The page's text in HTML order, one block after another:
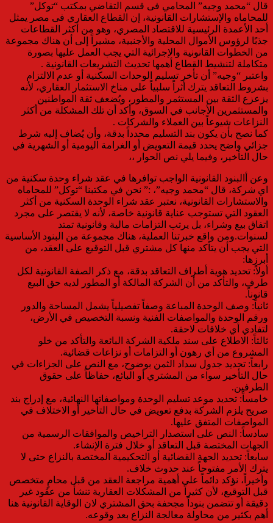
قال “محمد وجيه” المحامي فى قسم التقاضي بمكتب “توكل”
للمحاماه والإستشارات القانونية، إن القطاع العقاري فى مصر يمثل
أحد الأعمدة الرئيسية للاقتصاد المصري، وهو من أكثر القطاعات
جذبًا لرؤوس الأموال المحلية والأجنبية، مشيراً إلى أن هناك مجموعة
من الخطوات القانونية والإجرائية التي يجب العمل عليها بصورة
متكاملة لتنشيط القطاع أهمها تحديث التشريعات القانونية .
واعتبر “وجيه” أن تأخر تسليم الوحدات السكنية أو عدم الالتزام
بشروط التعاقد يترك أثراً سلبياً على مناخ الاستثمار العقاري، لأنه
يزعزع الثقة بين المستثمر والمطور، ويُضعف ثقة المواطنين
والمستثمرين الأجانب في السوق، وأكد أن تلك المشكلة من أكثر
النزاعات شيوعاً بين العملاء والشركات .
كما نصح بأن يكون بند التسليم محدداً بدقة، وأن يُضاف إليه شرط
جزائي واضح يحدد قيمة التعويض أو الغرامة اليومية أو الشهرية في
حال التأخير، وفيما يلي نص الحوار ،،
وعن أالبنود القانونية الواجب توافرها في عقد شراء وحدة سكنية من
اي شركة، قال “محمد وجيه”، :” نحن في مكتبنا “توكل” للمحاماه
والاستشارات القانونية، نعتبر عقد شراء الوحدة السكنية من أكثر
العقود التي تستوجب عناية قانونية خاصة، لأنه لا يقتصر على مجرد
اتفاق بيع وشراء، بل يرتب التزامات مالية وقانونية تمتد
لسنوات.ومن واقع خبرتنا العملية، هناك مجموعة من البنود الأساسية
التي يجب أن يتأكد منها كل مشتري قبل التوقيع على العقد، من
أبرزها:
أولاً: تحديد هوية أطراف التعاقد بدقة، مع ذكر الصفة القانونية لكل
طرف، والتأكد من أن الشركة المالكة أو المطور لديه حق البيع
قانوناً.
ثانياً: وصف الوحدة المباعة وصفاً تفصيلياً يشمل المساحة والدور
ورقم الوحدة والمواصفات الفنية ونسبة التخصيص في الأرض،
لتفادي أي خلافات لاحقة.
ثالثاً: الاطلاع على سند ملكية الشركة البائعة والتأكد من خلو
المشروع من أي رهون أو التزامات أو نزاعات قضائية.
رابعاً: تحديد جدول سداد الثمن بوضوح، مع النص على الجزاءات في
حال التأخير سواء من المشتري أو البائع، حفاظاً على حقوق
الطرفين.
خامساً: تحديد موعد تسليم الوحدة ومواصفاتها النهائية، مع إدراج بند
صريح يلزم الشركة بدفع تعويض في حال التأخير أو الاختلاف في
المواصفات المتفق عليها.
سادساً: النص على استصدار التراخيص والموافقات الرسمية من
الجهات المختصة قبل التعاقد أو خلال فترة الإنشاء.
سابعاً: تحديد الجهة القضائية أو التحكيمية المختصة بالنزاع حتى لا
يترك الأمر مفتوحاً عند حدوث خلاف.
وأخيراً، نؤكد دائماً على أهمية مراجعة العقد من قبل محامٍ متخصص
قبل التوقيع، لأن كثيراً من المشكلات العقارية تنشأ من عقود غير
دقيقة أو تتضمن بنوداً مجحفة بحق المشتري لان الوقاية القانونية هنا
أهم بكثير من محاولة معالجة النزاع بعد وقوعه.